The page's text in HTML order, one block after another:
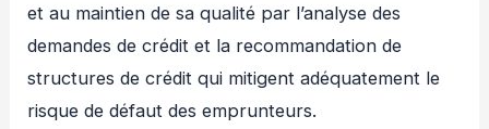
et au maintien de sa qualité par l’analyse des
demandes de crédit et la recommandation de
structures de crédit qui mitigent adéquatement le
risque de défaut des emprunteurs.